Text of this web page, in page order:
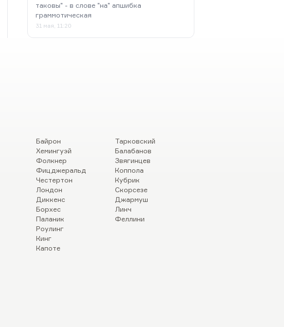
таковы" - в слове "на" апшибка
граммотическая
31 мая, 11:20
Байрон
Хемингуэй
Фолкнер
Фицджеральд
Честертон
Лондон
Диккенс
Борхес
Паланик
Роулинг
Кинг
Капоте
Тарковский
Балабанов
Звягинцев
Коппола
Кубрик
Скорсезе
Джармуш
Линч
Феллини